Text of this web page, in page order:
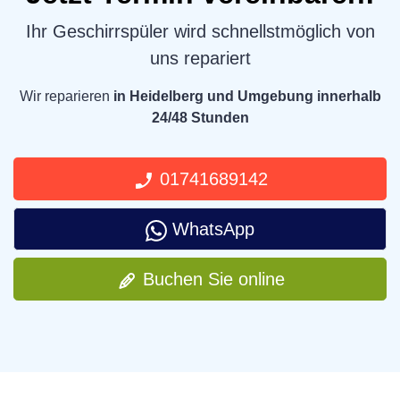
Ihr Geschirrspüler wird schnellstmöglich von
uns repariert
Wir reparieren in Heidelberg und Umgebung innerhalb
24/48 Stunden
01741689142
WhatsApp
Buchen Sie online